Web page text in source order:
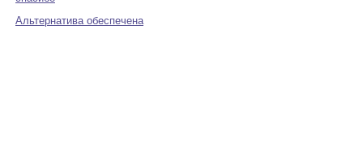
Альтернатива обеспечена